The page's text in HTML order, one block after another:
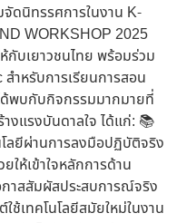
ดนิทรรศการในงาน K-
WORKSHOP 2025
กับเยาวชนไทย พร้อมร่วม
ำหรับการเรียนการสอน
ด้พบกับกิจกรรมมากมายที่
งแรงบันดาลใจ ได้แก่: 📚
ลยีผ่านการลงมือปฏิบัติจริง
ให้เข้าใจหลักการด้าน
าสสัมผัสประสบการณ์จริง
ช้เทคโนโลยีสมัยใหม่ในงาน